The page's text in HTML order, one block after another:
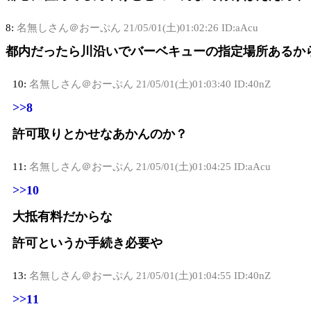
8: 名無しさん＠おーぷん 21/05/01(土)01:02:26 ID:aAcu
都内だったら川沿いでバーベキューの指定場所あるか
10: 名無しさん＠おーぷん 21/05/01(土)01:03:40 ID:40nZ
>>8
許可取りとかせなあかんのか？
11: 名無しさん＠おーぷん 21/05/01(土)01:04:25 ID:aAcu
>>10
大抵有料だからな
許可というか手続き必要や
13: 名無しさん＠おーぷん 21/05/01(土)01:04:55 ID:40nZ
>>11